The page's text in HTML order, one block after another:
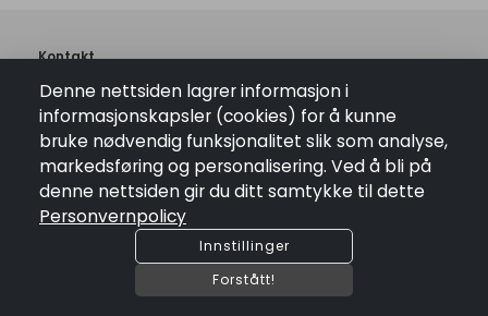
Kontakt
pin_drop Vasstulan 46 , 3632 Uvdal
mail bestilling@vasstulan.no
phone +4748297853
ORG. NR: 957347584
Lenker
Personvernpolicy
Denne nettsiden lagrer informasjon i
informasjonskapsler (cookies) for å kunne
bruke nødvendig funksjonalitet slik som analyse,
markedsføring og personalisering. Ved å bli på
denne nettsiden gir du ditt samtykke til dette
Personvernpolicy
Innstillinger
Forstått!